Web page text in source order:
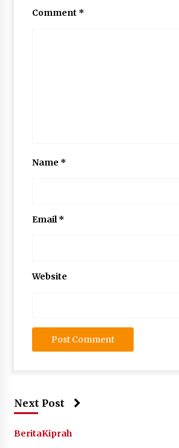
Comment *
Name *
Email*
Website
Next Post
BeritaKiprah